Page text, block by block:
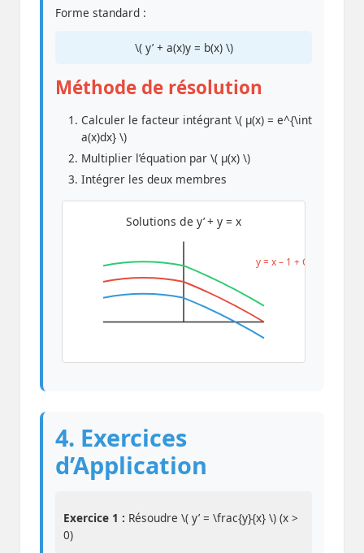
Forme standard :
\( y’ + a(x)y = b(x) \)
Méthode de résolution
Calculer le facteur intégrant \( μ(x) = e^{\int
a(x)dx} \)
Multiplier l’équation par \( μ(x) \)
Intégrer les deux membres
Solutions de y’ + y = x
y = x – 1 + Ce⁻ˣ
4. Exercices
d’Application
Exercice 1 : Résoudre \( y’ = \frac{y}{x} \) (x >
0)